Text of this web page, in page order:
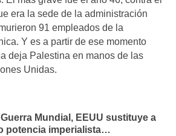
era la sede de la administración
91 empleados de la
Y es a partir de ese momento
deja Palestina en manos de las
Unidas.
Mundial, EEUU sustituye a
potencia imperialista…